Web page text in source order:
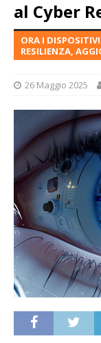
al Cyber
ORA I
RESILIENZA,
26 Maggio 2025